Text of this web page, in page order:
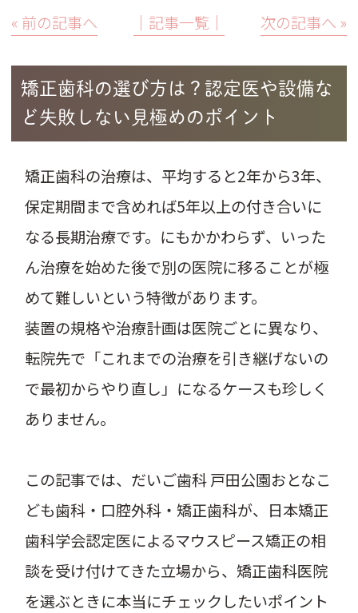
« 前の記事へ │記事一覧│ 次の記事へ »
矯正歯科の選び方は？認定医や設備な
ど失敗しない見極めのポイント
矯正歯科の治療は、平均すると2年から3年、
保定期間まで含めれば5年以上の付き合いに
なる長期治療です。にもかかわらず、いった
ん治療を始めた後で別の医院に移ることが極
めて難しいという特徴があります。
装置の規格や治療計画は医院ごとに異なり、
転院先で「これまでの治療を引き継げないの
で最初からやり直し」になるケースも珍しく
ありません。
この記事では、だいご歯科 戸田公園おとなこ
ども歯科・口腔外科・矯正歯科が、日本矯正
歯科学会認定医によるマウスピース矯正の相
談を受け付けてきた立場から、矯正歯科医院
を選ぶときに本当にチェックしたいポイント